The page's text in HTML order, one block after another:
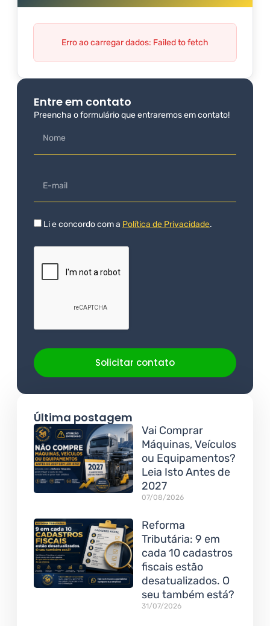
Erro ao carregar dados: Failed to fetch
Entre em contato
Preencha o formulário que entraremos em contato!
Li e concordo com a Política de Privacidade.
Solicitar contato
Última postagem
Vai Comprar
Máquinas, Veículos
ou Equipamentos?
Leia Isto Antes de
2027
07/08/2026
Reforma
Tributária: 9 em
cada 10 cadastros
fiscais estão
desatualizados. O
seu também está?
31/07/2026